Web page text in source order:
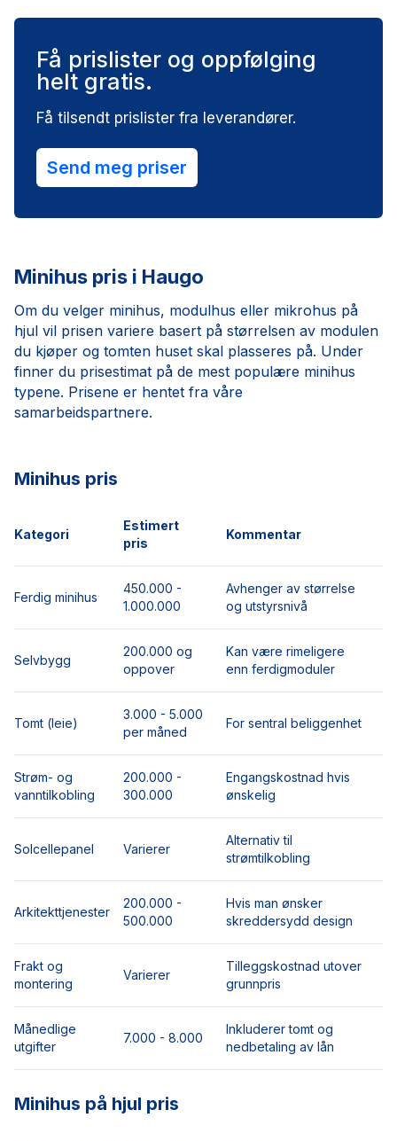
Få prislister og oppfølging
helt gratis.
Få tilsendt prislister fra leverandører.
Send meg priser
Minihus pris i Haugo
Om du velger minihus, modulhus eller mikrohus på
hjul vil prisen variere basert på størrelsen av modulen
du kjøper og tomten huset skal plasseres på. Under
finner du prisestimat på de mest populære minihus
typene. Prisene er hentet fra våre
samarbeidspartnere.
Minihus pris
Kategori
Estimert
pris
Kommentar
Ferdig minihus
450.000 -
1.000.000
Avhenger av størrelse
og utstyrsnivå
Selvbygg
200.000 og
oppover
Kan være rimeligere
enn ferdigmoduler
Tomt (leie)
3.000 - 5.000
per måned
For sentral beliggenhet
Strøm- og
vanntilkobling
200.000 -
300.000
Engangskostnad hvis
ønskelig
Solcellepanel Varierer
Alternativ til
strømtilkobling
Arkitekttjenester
200.000 -
500.000
Hvis man ønsker
skreddersydd design
Frakt og
montering
Varierer
Tilleggskostnad utover
grunnpris
Månedlige
utgifter
7.000 - 8.000
Inkluderer tomt og
nedbetaling av lån
Minihus på hjul pris